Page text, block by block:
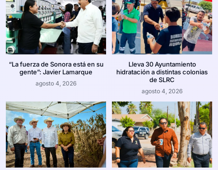
“La fuerza de Sonora está en su
gente”: Javier Lamarque
agosto 4, 2026
Lleva 30 Ayuntamiento
hidratación a distintas colonias
de SLRC
agosto 4, 2026